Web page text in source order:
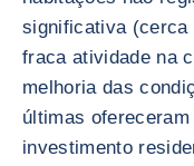
significativa (cerca
fraca atividade na
melhoria das
últimas
investimento